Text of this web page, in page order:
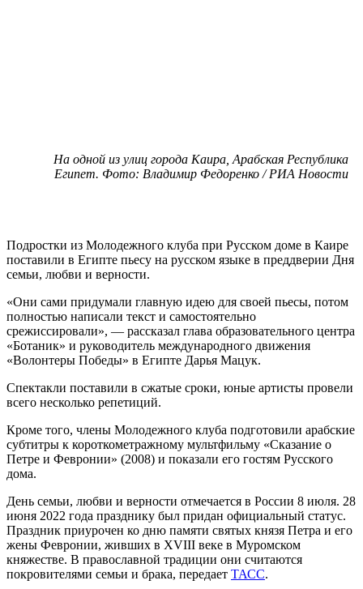
На одной из улиц города Каира, Арабская Республика
Египет. Фото: Владимир Федоренко / РИА Новости
Подростки из Молодежного клуба при Русском доме в Каире
поставили в Египте пьесу на русском языке в преддверии Дня
семьи, любви и верности.
«Они сами придумали главную идею для своей пьесы, потом
полностью написали текст и самостоятельно
срежиссировали», — рассказал глава образовательного центра
«Ботаник» и руководитель международного движения
«Волонтеры Победы» в Египте Дарья Мацук.
Спектакли поставили в сжатые сроки, юные артисты провели
всего несколько репетиций.
Кроме того, члены Молодежного клуба подготовили арабские
субтитры к короткометражному мультфильму «Сказание о
Петре и Февронии» (2008) и показали его гостям Русского
дома.
День семьи, любви и верности отмечается в России 8 июля. 28
июня 2022 года празднику был придан официальный статус.
Праздник приурочен ко дню памяти святых князя Петра и его
жены Февронии, живших в XVIII веке в Муромском
княжестве. В православной традиции они считаются
покровителями семьи и брака, передает ТАСС.